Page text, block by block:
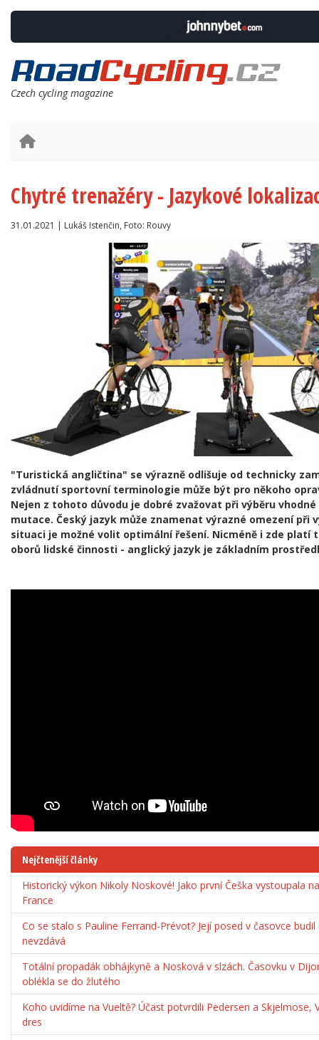
Czech cycling magazine
Chytré trenažéry - Jazykové
31.01.2021 | Lukáš Istenčin, Foto: Rouvy
"Turistická angličtina" se výrazně odlišuje od technicky
zvládnutí sportovní terminologie může být pro někoho
Nejen z tohoto důvodu je dobré zvažovat při výběru
mutace. Český jazyk může znamenat výrazné omezení při
situaci je možné volit optimální řešení. Nicméně i zde platí
oborů lidské činnosti - anglický jazyk je základním
Nejčtenější články
Historický výkon Nikoly Noskové! Jako první Češka vystoupala
France
Co se stalo s Pauline Ferrand-Prévot? Její posed v časovce
nevzdává
Totální propadák obhájkyně a Nosková v slzách. Časovku v
oblékla se do žlutého
Koho uvidíme na Vueltě? Účast potvrdili Pedersen a Skjelmose,
dres